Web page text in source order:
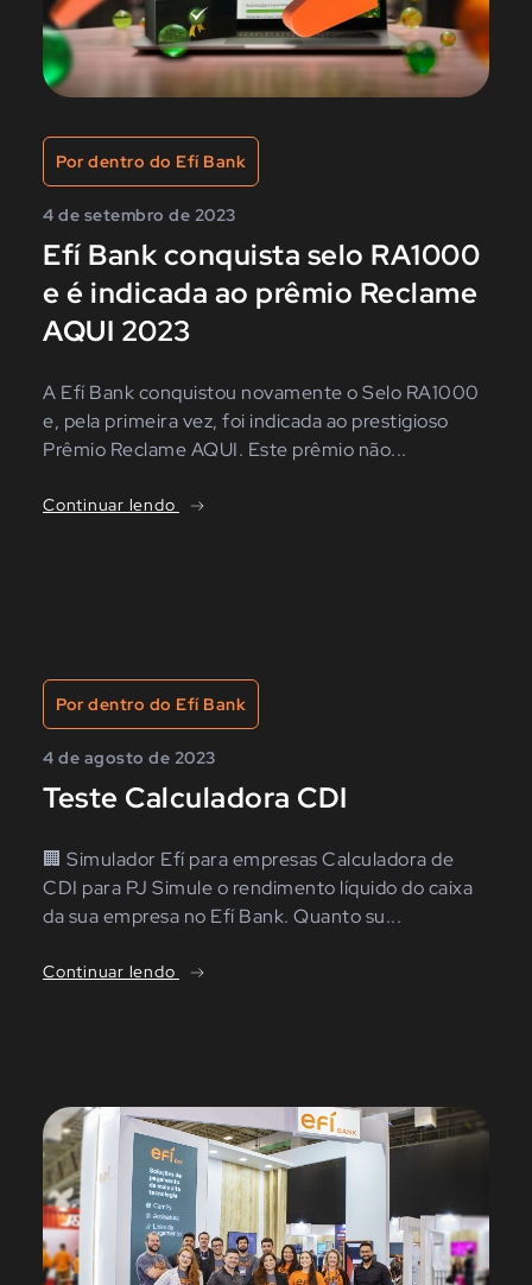
Por dentro do Efí Bank
4 de setembro de 2023
Efí Bank conquista selo RA1000
e é indicada ao prêmio Reclame
AQUI 2023
A Efí Bank conquistou novamente o Selo RA1000
e, pela primeira vez, foi indicada ao prestigioso
Prêmio Reclame AQUI. Este prêmio não...
Continuar lendo
Por dentro do Efí Bank
4 de agosto de 2023
Teste Calculadora CDI
🏢 Simulador Efí para empresas Calculadora de
CDI para PJ Simule o rendimento líquido do caixa
da sua empresa no Efí Bank. Quanto su...
Continuar lendo